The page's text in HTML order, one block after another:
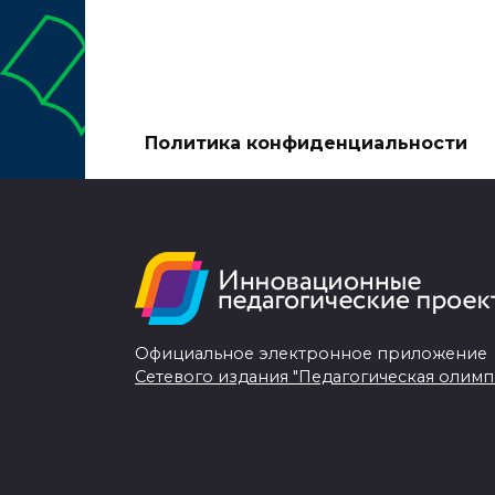
Политика конфиденциальности
Официальное электронное приложение
Сетевого издания "Педагогическая